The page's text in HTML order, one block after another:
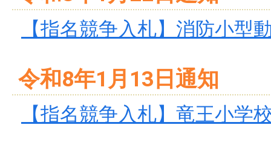
【指名競争入札】消防小型
令和8年1月13日通知
【指名競争入札】竜王小学